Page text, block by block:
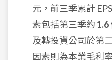
元，前三季累計
素包括第三季約 1.6
及轉投資公司於第
因素則為本業毛利